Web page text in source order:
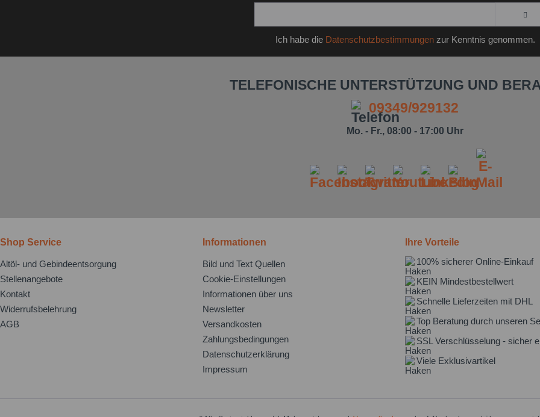
Ich habe die Datenschutzbestimmungenzur Kenntnis genommen.
TELEFONISCHE UNTERSTÜTZUNG UND
09349/929132
Mo. - Fr., 08:00 - 17:00 Uhr
Shop Service
Altöl- und Gebindeentsorgung
Stellenangebote
Kontakt
Widerrufsbelehrung
AGB
Informationen
Bild und Text Quellen
Cookie-Einstellungen
Informationen über uns
Newsletter
Versandkosten
Zahlungsbedingungen
Datenschutzerklärung
Impressum
Ihre Vorteile
100% sicherer Online-Einkauf
KEIN Mindestbestellwert
Schnelle Lieferzeiten mit DHL
Top Beratung durch unseren
SSL Verschlüsselung - sicher
Viele Exklusivartikel